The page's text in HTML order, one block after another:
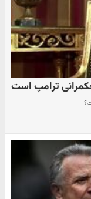
ترامپ است